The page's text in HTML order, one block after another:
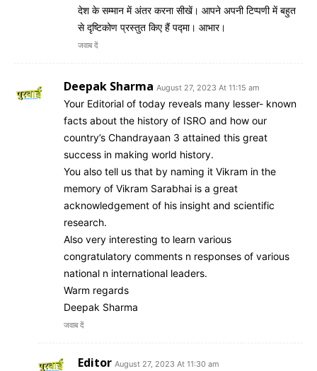
देश के सम्मान में अंतर करना सीखें। आपने अपनी टिप्पणी में बहुत
से दृष्टिकोण प्रस्तुत किए हैं पद्मा। आभार।
जवाब दें
Deepak Sharma August 27, 2023 At 11:15 am
Your Editorial of today reveals many lesser- known
facts about the history of ISRO and how our
country’s Chandrayaan 3 attained this great
success in making world history.
You also tell us that by naming it Vikram in the
memory of Vikram Sarabhai is a great
acknowledgement of his insight and scientific
research.
Also very interesting to learn various
congratulatory comments n responses of various
national n international leaders.
Warm regards
Deepak Sharma
जवाब दें
Editor August 27, 2023 At 11:30 am